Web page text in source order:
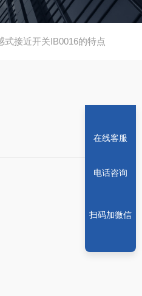
式接近开关IB0016的特点
在线客服
电话咨询
扫码加微信